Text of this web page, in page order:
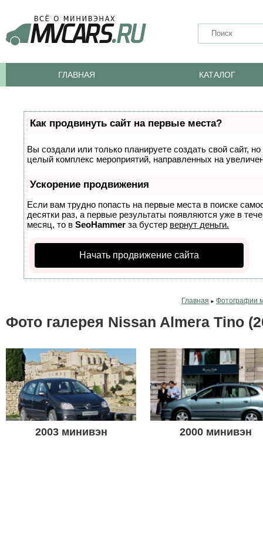
ГЛАВНАЯ КАТАЛОГ
Как продвинуть сайт на первые места?
Вы создали или только планируете создать свой сайт,
целый комплекс мероприятий, направленных на
Ускорение продвижения
Если вам трудно попасть на первые места в поиске
десятки раз, а первые результаты появляются уже в
месяц, то в SeoHammer за бустер вернут деньги.
Начать продвижение сайта
Главная ► Фотографии
Фото галерея Nissan Almera Tino
2003 минивэн 2000 минивэн